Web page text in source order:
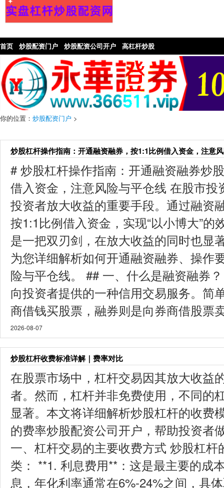
首页 炒股配资门户 炒股配资公司开户 高杠杆炒股
你的位置： 炒股配资门户 >
炒股杠杆操作指南：开通融资融券，按1:1比例借入资金，注意
# 炒股杠杆操作指南：开通融资融券炒
借入资金，注意风险与平仓线 在股市投
投资者放大收益的重要手段。通过融资
按1:1比例借入资金，实现“以小博大”的
是一把双刃剑，在放大收益的同时也显
为您详细解析如何开通融资融券、操作
险与平仓线。 ## 一、什么是融资融券
向投资者提供的一种信用交易服务。简
商借钱买股票，融券则是向券商借股票
2026-08-07
炒股杠杆收费标准详解｜费率对比
在股票市场中，杠杆交易因其放大收益
者。然而，杠杆并非免费使用，不同的
显著。本文将详细解析炒股杠杆的收费
的费率炒股配资公司开户，帮助投资者
一、杠杆交易的主要收费方式 炒股杠
类： **1. 利息费用**：这是最主要的成
息，年化利率通常在6%-24%之间，具